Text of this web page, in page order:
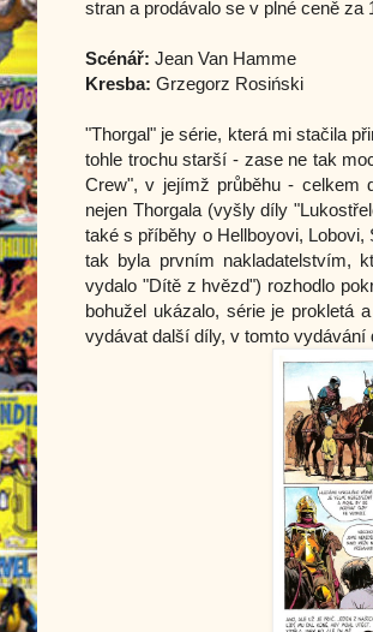
stran a prodávalo se v plné ceně za
Scénář: Jean Van Hamme
Kresba: Grzegorz Rosiński
"Thorgal" je série, která mi stačila
tohle trochu starší - zase ne tak
Crew", v jejímž průběhu - celkem
nejen Thorgala (vyšly díly
také s příběhy o Hellboyovi,
tak byla prvním nakladatelstvím,
vydalo "Dítě z hvězd") rozhodlo
bohužel ukázalo, série je prokletá
vydávat další díly, v tomto vydávání